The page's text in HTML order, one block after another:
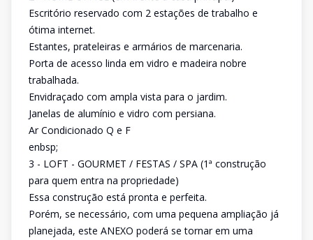
Escritório reservado com 2 estações de trabalho e
ótima internet.
Estantes, prateleiras e armários de marcenaria.
Porta de acesso linda em vidro e madeira nobre
trabalhada.
Envidraçado com ampla vista para o jardim.
Janelas de alumínio e vidro com persiana.
Ar Condicionado Q e F
enbsp;
3 - LOFT - GOURMET / FESTAS / SPA (1ª construção
para quem entra na propriedade)
Essa construção está pronta e perfeita.
Porém, se necessário, com uma pequena ampliação já
planejada, este ANEXO poderá se tornar em uma